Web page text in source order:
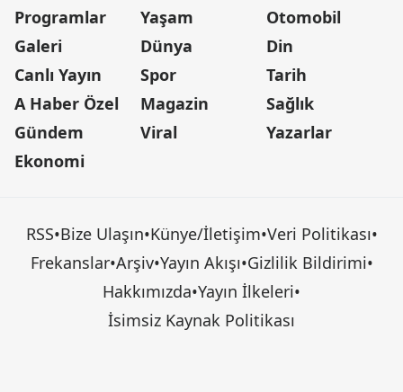
Programlar
Galeri
Canlı Yayın
A Haber Özel
Gündem
Ekonomi
Yaşam
Dünya
Spor
Magazin
Viral
Otomobil
Din
Tarih
Sağlık
Yazarlar
RSS•Bize Ulaşın•Künye/İletişim•Veri Politikası•
Frekanslar•Arşiv•Yayın Akışı•Gizlilik Bildirimi•
Hakkımızda•Yayın İlkeleri•
İsimsiz Kaynak Politikası